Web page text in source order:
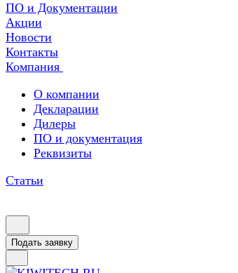
ПО и Документации
Акции
Новости
Контакты
Компания
О компании
Декларации
Дилеры
ПО и документация
Реквизиты
Статьи
Подать заявку